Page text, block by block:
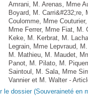
Amrani, M. Arenas, Mme
Boyard, M. Carri&#232;re,
Coulomme, Mme
Mme Ferrer, Mme Fiat, M.
Keke, M. Kerbrat, M.
Legrain, Mme Lepvraud,
M. Mathieu, M. Maudet,
Panot, M. Pilato, M.
Saintoul, M. Sala, Mme
Vannier et M. Walter -
le dossier (Souveraineté en